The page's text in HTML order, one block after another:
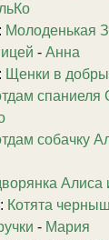
Молоденькая
- Анна
Щенки в
собачку
Алиса
Котята
- Мария